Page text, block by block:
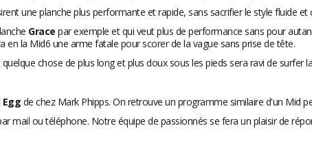
une planche plus performante et rapide, sans sacrifier le style fluide et
Grace par exemple et qui veut plus de performance sans pour
la Mid6 une arme fatale pour scorer de la vague sans prise de tête.
chose de plus long et plus doux sous les pieds sera ravi de surfer
Egg de chez Mark Phipps. On retrouve un programme similaire d'un Mid
mail ou téléphone. Notre équipe de passionnés se fera un plaisir de